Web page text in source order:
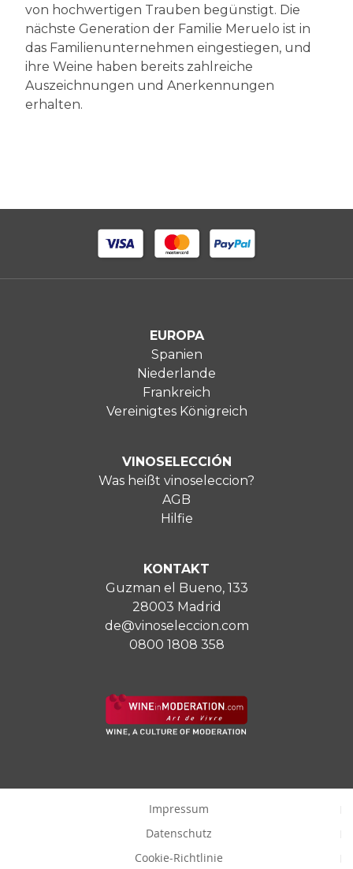
von hochwertigen Trauben begünstigt. Die
nächste Generation der Familie Meruelo ist in
das Familienunternehmen eingestiegen, und
ihre Weine haben bereits zahlreiche
Auszeichnungen und Anerkennungen
erhalten.
EUROPA
Spanien
Niederlande
Frankreich
Vereinigtes Königreich
VINOSELECCIÓN
Was heißt vinoseleccion?
AGB
Hilfie
KONTAKT
Guzman el Bueno, 133
28003 Madrid
de@vinoseleccion.com
0800 1808 358
Impressum
Datenschutz
Cookie-Richtlinie